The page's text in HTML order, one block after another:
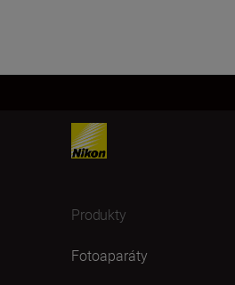
Produkty
Fotoaparáty